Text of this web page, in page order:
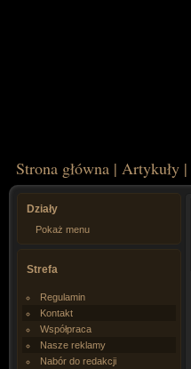
Strona główna | Artykuły |
Działy
Pokaż menu
Strefa
Regulamin
Kontakt
Współpraca
Nasze reklamy
Nabór do redakcji